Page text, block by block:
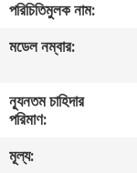
কারখানা
মান
নিয়ন্ত্রণ
পরিচিতিমুলক নাম:
মডেল নম্বার:
ন্যূনতম চাহিদার
পরিমাণ:
মূল্য: